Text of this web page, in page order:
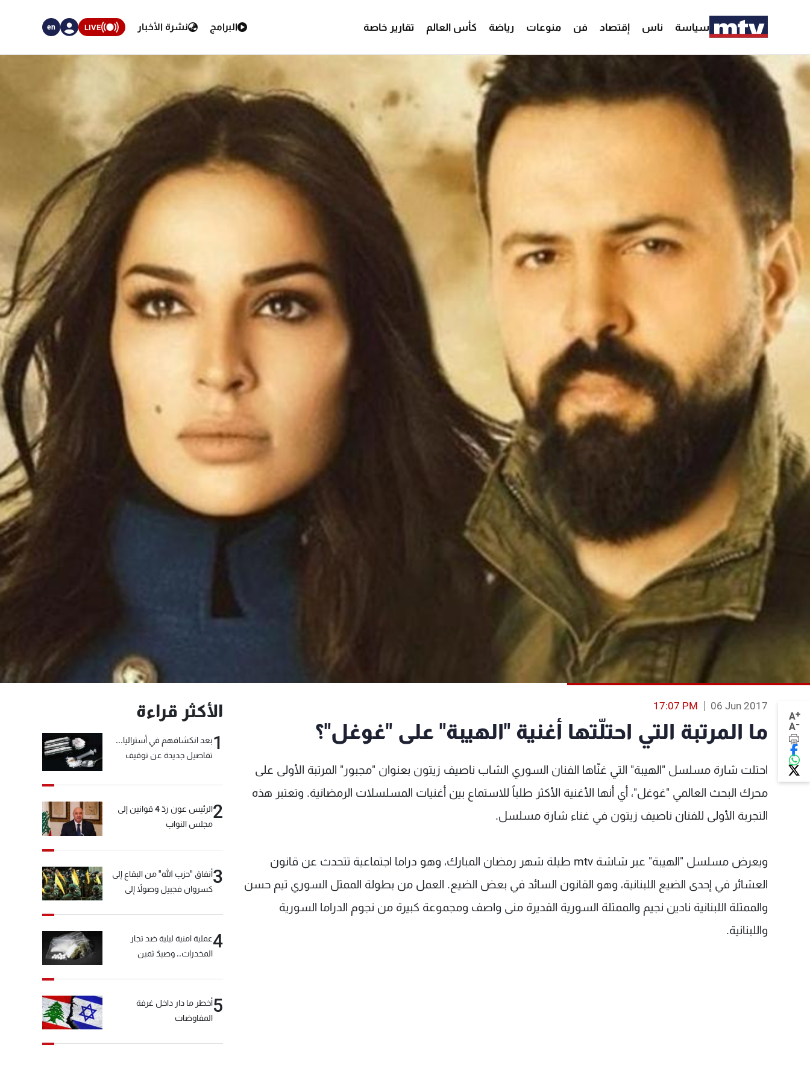
سياسة ناس إقتصاد فن منوعات رياضة كأس العالم تقارير خاصة البرامج نشرة الأخبار LIVE
en
A+
A-
06 Jun 2017
17:07 PM
ما المرتبة التي احتلّتها أغنية "الهيبة" على "غوغل"؟
احتلت شارة مسلسل "الهيبة" التي غنّاها الفنان السوري الشاب ناصيف زيتون بعنوان "مجبور" المرتبة الأولى على
محرك البحث العالمي "غوغل"، أي أنها الأغنية الأكثر طلباً للاستماع بين أغنيات المسلسلات الرمضانية. وتعتبر هذه
التجربة الأولى للفنان ناصيف زيتون في غناء شارة مسلسل.
ويعرض مسلسل "الهيبة" عبر شاشة mtv طيلة شهر رمضان المبارك، وهو دراما اجتماعية تتحدث عن قانون
العشائر في إحدى الضيع اللبنانية، وهو القانون السائد في بعض الضيع. العمل من بطولة الممثل السوري تيم حسن
والممثلة اللبنانية نادين نجيم والممثلة السورية القديرة منى واصف ومجموعة كبيرة من نجوم الدراما السورية
واللبنانية.
الأكثر قراءة
1بعد انكشافهم في أستراليا...
تفاصيل جديدة عن توقيف
2
الرئيس عون ردّ 4 قوانين إلى
مجلس النواب
3أنفاق "حزب الله" من البقاع إلى
كسروان فجبيل وصولاً إلى
4عملية امنية ليلية ضد تجار
المخدرات.. وصيدٌ ثمين
5أخطر ما دار داخل غرفة
المفاوضات